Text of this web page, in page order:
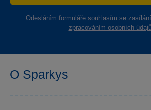
Odesláním formuláře souhlasím se
zpracováním osobních údajů
O Sparkys